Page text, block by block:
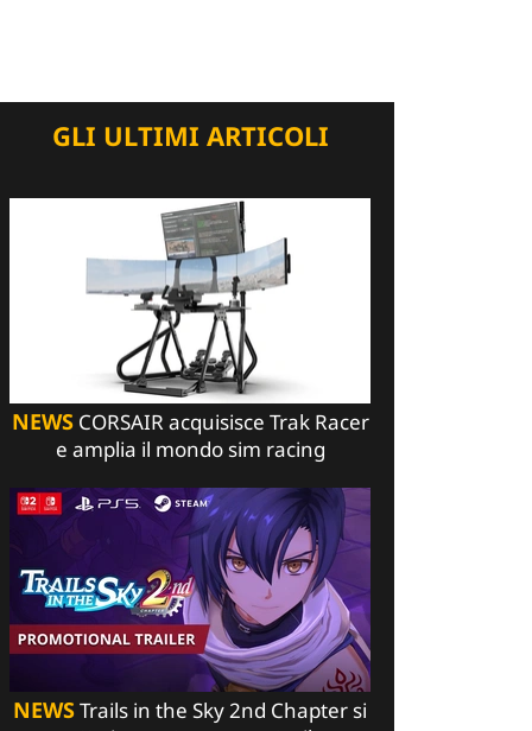
GLI ULTIMI ARTICOLI
NEWSCORSAIR acquisisce Trak Racer
e amplia il mondo sim racing
NEWSTrails in the Sky 2nd Chapter si